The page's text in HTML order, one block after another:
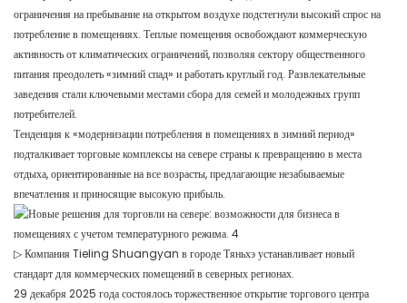
ограничения на пребывание на открытом воздухе подстегнули высокий спрос на
потребление в помещениях. Теплые помещения освобождают коммерческую
активность от климатических ограничений, позволяя сектору общественного
питания преодолеть «зимний спад» и работать круглый год. Развлекательные
заведения стали ключевыми местами сбора для семей и молодежных групп
потребителей.
Тенденция к «модернизации потребления в помещениях в зимний период»
подталкивает торговые комплексы на севере страны к превращению в места
отдыха, ориентированные на все возрасты, предлагающие незабываемые
впечатления и приносящие высокую прибыль.
▷ Компания Tieling Shuangyan в городе Тяньхэ устанавливает новый
стандарт для коммерческих помещений в северных регионах.
29 декабря 2025 года состоялось торжественное открытие торгового центра